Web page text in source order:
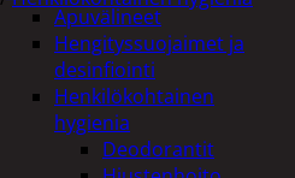
Apuvälineet
Hengityssuojaimet ja
desinfiointi
Henkilökohtainen
hygienia
Deodorantit